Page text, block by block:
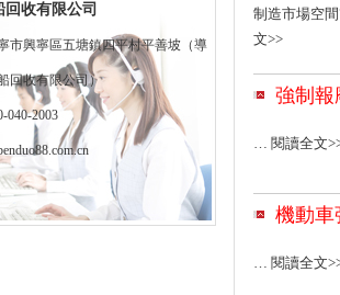
回收有限公司
市興寧區五塘鎮四平村平善坡（導
回收有限公司）
040-2003
制造市場空
文>>
強制報
… 閱讀全文
機動車
… 閱讀全文